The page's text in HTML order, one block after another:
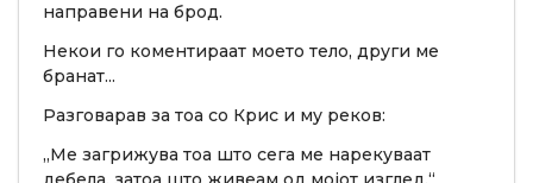
направени на брод.
Некои го коментираат моето тело, други ме
бранат...
Разговарав за тоа со Крис и му реков:
„Ме загрижува тоа што сега ме нарекуваат